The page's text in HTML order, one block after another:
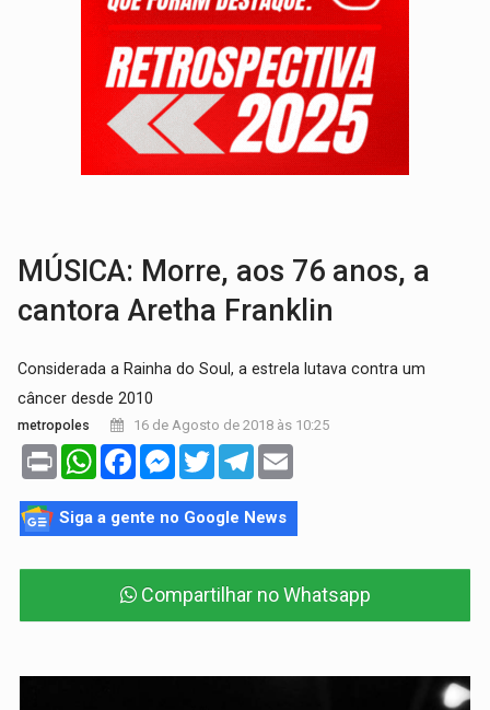
VÍDEO:Perseguição é registrada no shopping após colombiana furtar
LUDOPATIA:Apostas online começam a afetar produtividade e rotina
REFLORESTAMENTO:Plantar árvores não será mais suficiente para
MÚSICA: Morre, aos 76 anos, a
cantora Aretha Franklin
Considerada a Rainha do Soul, a estrela lutava contra um
câncer desde 2010
metropoles 16 de Agosto de 2018 às 10:25
Print WhatsAppFacebookMessenger
TwitterTelegram
Siga a gente no Google News
Compartilhar no Whatsapp